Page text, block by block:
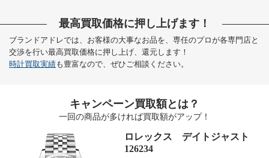
最高買取価格に押し上げます！
ブランドアドレでは、お客様の大事なお品を、専任のプロが各専門店と
交渉を行い最高買取価格に押し上げ、還元します！
時計買取実績も豊富なので、ぜひご相談ください。
キャンペーン買取額とは？
一回の商品が多ければ買取額がアップ！
ロレックス デイトジャスト
126234